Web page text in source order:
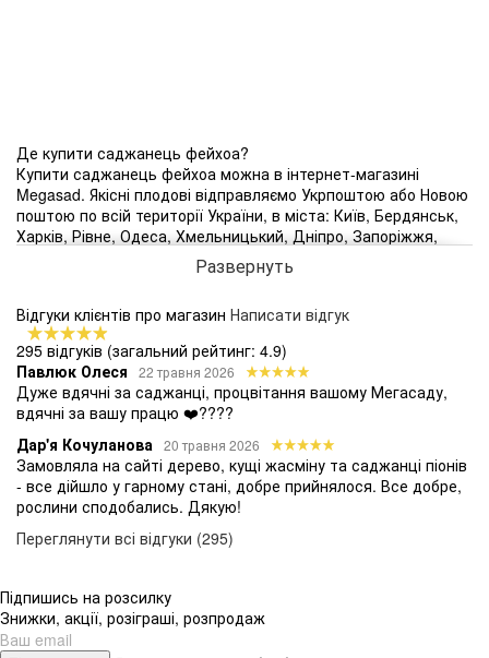
Де купити саджанець фейхоа?
Купити саджанець фейхоа можна в інтернет-магазині
Megasad. Якісні плодові відправляємо Укрпоштою або Новою
поштою по всій території України, в міста: Київ, Бердянськ,
Харків, Рівне, Одеса, Хмельницький, Дніпро, Запоріжжя,
Тернопіль, Черкаси, Херсон, Львів, Вінниця, Кривий Ріг,
Луцьк та інші. Ціна на фейхоа залежить від віку саджанця і
Як виростити саджанець фейхоа?
Для догляду за фейхоа потрібні регулярні поливи
відстояною водою, розпушування грунту і обприскування.
Обрізку проводять із санітарною метою і для формування - з
рослини можна створити компактне деревце або кущ.
Як правильно посадити саджанець фейхоа?
Саджанці визначають у відкритий грунт навесні, починаючи
з квітня, коли мине загроза нічних заморозків. Грунт краще
підготувати заздалегідь, ретельно розпушити і внести
органічні добрива. Посадкова лунка - орієнтовно 40 х 50 см.
Чим корисна фейхоа?
можна в сирому вигляді, їх додають також у компоти та
желе. Фейхоа корисна для зміцнення імунітету, відновлення
нирок, кровоносної системи і як профілактика хвороб
Развернуть
Відгуки клієнтів про магазин Написати відгук
295 відгуків (загальний рейтинг: 4.9)
Павлюк Олеся
22 травня 2026
Дуже вдячні за саджанці, процвітання вашому Мегасаду,
вдячні за вашу працю ❤️????
Дар'я Кочуланова
20 травня 2026
Замовляла на сайті дерево, кущі жасміну та саджанці піонів
- все дійшло у гарному стані, добре прийнялося. Все добре,
рослини сподобались. Дякую!
Переглянути всі відгуки (295)
Підпишись на розсилку
Знижки, акції, розіграші, розпродаж